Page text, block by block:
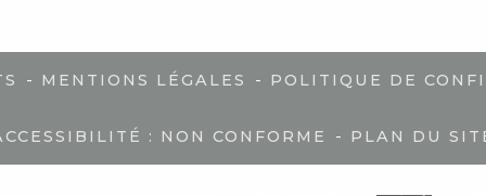
- MENTIONS LÉGALES - POLITIQUE DE
: NON CONFORME - PLAN DU